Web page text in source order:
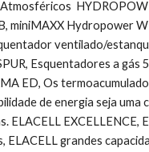
miniMAXX Hydropower
ventilado/
Esquentadores a
ED, Os
de energia seja
ELACELL
ELACELL grandes